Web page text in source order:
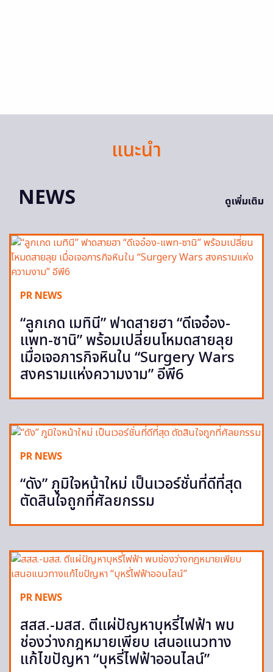
แนะนำ
NEWS
ดูเพิ่มเติม
PR NEWS
“ลูกเกด เมทินี” ฟาดสายฮา “ดีเจอ๋อง-
แพท-ซานิ” พร้อมเปลี่ยนโหมดสายลุย
เมื่อเจอภารกิจหินใน “Surgery Wars
สงครามแห่งความงาม” อีพี6
PR NEWS
“ดัง” ภูมิใจหน้าใหม่ เป็นเวอร์ชั่นที่ดีที่สุด
ตัดสินใจถูกที่ศัลยกรรม
PR NEWS
สสส.-มสส. ตีแผ่ปัญหาบุหรี่ไฟฟ้า พบ
ช่องว่างกฎหมายเพียบ เสนอแนวทาง
แก้ไขปัญหา “บุหรี่ไฟฟ้าออนไลน์”